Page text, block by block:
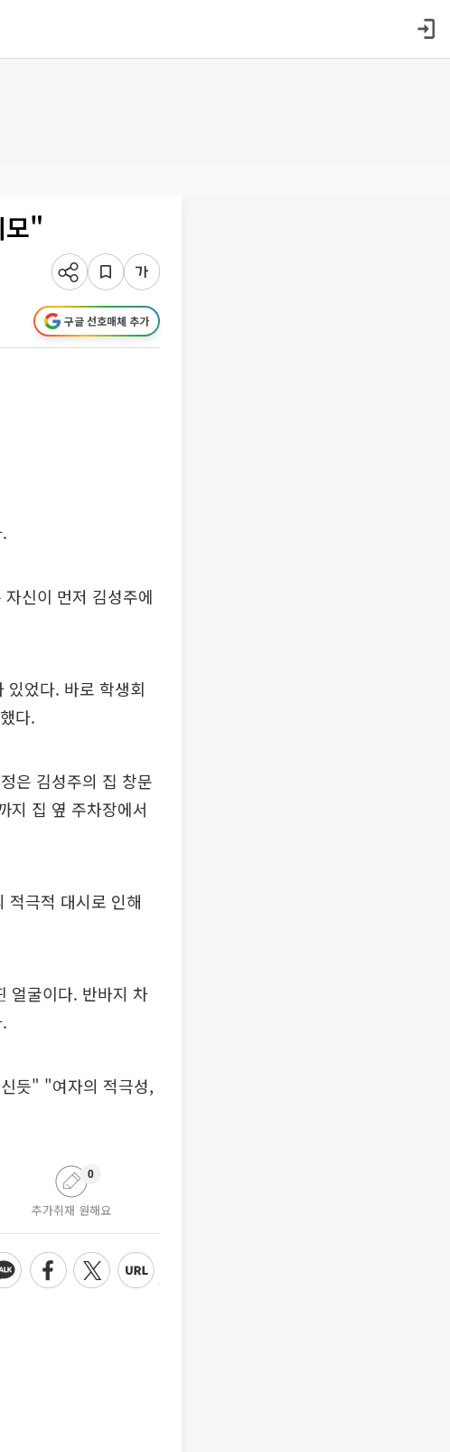
모"
구글 선호매체 추가
신이 먼저 김성주에
었다. 바로 학생회
다.
은 김성주의 집 창문
지 집 옆 주차장에서
극적 대시로 인해
얼굴이다. 반바지 차
듯" "여자의 적극성,
추가취재 원해요
0